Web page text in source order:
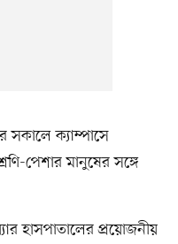
সকালে ক্যাম্পাসে
পেশার মানুষের সঙ্গে
হাসপাতালের প্রয়োজনীয়